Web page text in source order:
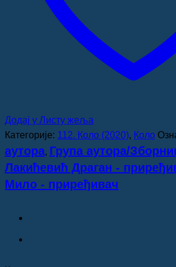
Додај у Листу жеља
Категорије: 112. Коло (2020), Коло
аутора, Група аутора/
Лакићевић Драган -
Мило - приређивач